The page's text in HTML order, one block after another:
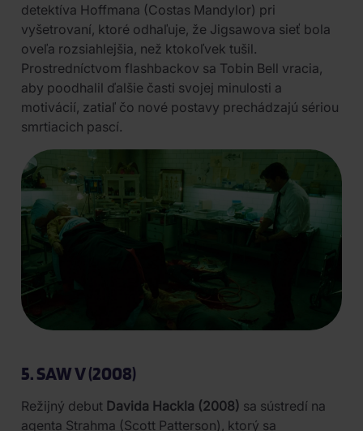
detektíva Hoffmana (Costas Mandylor) pri
vyšetrovaní, ktoré odhaľuje, že Jigsawova sieť bola
oveľa rozsiahlejšia, než ktokoľvek tušil.
Prostredníctvom flashbackov sa Tobin Bell vracia,
aby poodhalil ďalšie časti svojej minulosti a
motivácií, zatiaľ čo nové postavy prechádzajú sériou
smrtiacich pascí.
5. SAW V (2008)
Režijný debut Davida Hackla (2008) sa sústredí na
agenta Strahma (Scott Patterson), ktorý sa